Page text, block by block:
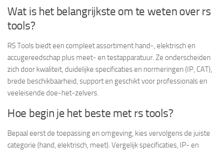
Wat is het belangrijkste om te weten over rs
tools?
RS Tools biedt een compleet assortiment hand-, elektrisch en
accugereedschap plus meet- en testapparatuur. Ze onderscheiden
zich door kwaliteit, duidelijke specificaties en normeringen (IP, CAT),
brede beschikbaarheid, support en geschikt voor professionals en
veeleisende doe-het-zelvers.
Hoe begin je het beste met rs tools?
Bepaal eerst de toepassing en omgeving, kies vervolgens de juiste
categorie (hand, elektrisch, meet). Vergelijk specificaties, IP- en